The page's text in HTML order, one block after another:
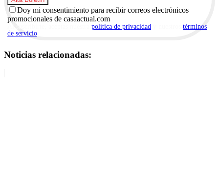
Doy mi consentimiento para recibir correos electrónicos
promocionales de casaactual.com
política de privacidad
términos
de servicio
Noticias relacionadas: